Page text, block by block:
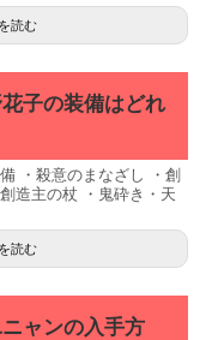
読む
子の装備はどれ
・殺意のまなざし ・創
造主の杖 ・鬼砕き・天
読む
ャンの入手方